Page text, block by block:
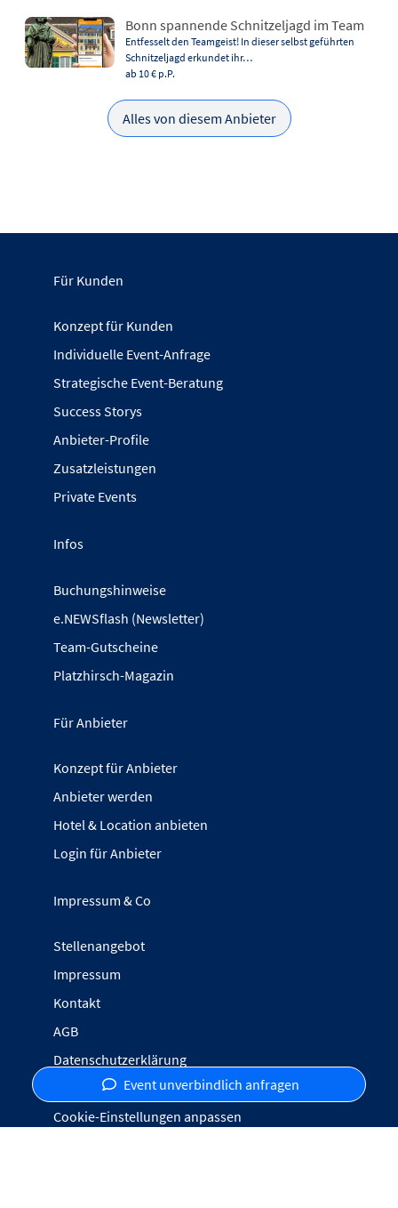
Event unverbindlich anfragen
Bonn spannende Schnitzeljagd im Team
Entfesselt den Teamgeist! In dieser selbst geführten
Schnitzeljagd erkundet ihr…
ab 10 € p.P.
Alles von diesem Anbieter
Für Kunden
Konzept für Kunden
Individuelle Event-Anfrage
Strategische Event-Beratung
Success Storys
Anbieter-Profile
Zusatzleistungen
Private Events
Infos
Buchungshinweise
e.NEWSflash (Newsletter)
Team-Gutscheine
Platzhirsch-Magazin
Für Anbieter
Konzept für Anbieter
Anbieter werden
Hotel & Location anbieten
Login für Anbieter
Impressum & Co
Stellenangebot
Impressum
Kontakt
AGB
Datenschutzerklärung
Inhalte melden
Cookie-Einstellungen anpassen